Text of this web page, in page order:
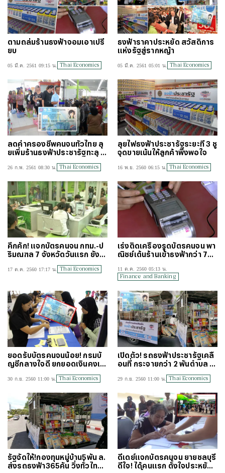
ตามถล่มร้านธงฟ้าจอมเอาเปรี
ยบ
05 มี.ค. 2561 09:15 น. Thai Economics
ธงฟ้าราคาประหยัด สวัสดิการ
แห่งรัฐสู่รากหญ้า
05 มี.ค. 2561 05:01 น. Thai Economics
ลดค่าครองชีพคนจนทั่วไทย ลุ
ยเพิ่มร้านธงฟ้าประชารัฐทะลุ 1
26 ก.พ. 2561 08:30 น. Thai Economics
ลุยไฟธงฟ้าประชารัฐระยะที่ 3 ชู
จุดขายเน้นให้ลูกค้าพึงพอใจ
16 พ.ย. 2560 06:15 น. Thai Economics
คึกคัก! แจกบัตรคนจน กทม.-ป
ริมณฑล 7 จังหวัดวันแรก ยังไม่
17 ต.ค. 2560 17:17 น. Thai Economics
เร่งติดเครื่องรูดบัตรคนจน พา
ณิชย์เต้นร้านเข้าธงฟ้ากว่า 70
11 ต.ค. 2560 05:13 น.
Finance and Banking
ยอดรับบัตรคนจนน้อย! กรมบั
ญชีกลางใจดี ยกยอดเงินคงเห
30 ก.ย. 2560 11:00 น. Thai Economics
เปิดตัว! รถธงฟ้าประชารัฐเคลื่
อนที่ กระจายกว่า 2 พันตำบล ร
29 ก.ย. 2560 11:00 น. Thai Economics
รัฐจัดให้!กองทุนหมู่บ้าน5พัน ล.
ส่งรถธงฟ้า365คัน วิ่งทั่วไทยรั
ดีเดย์แจกบัตรคนจน ยายชลบุรี
ดีใจ! ได้คนแรก ตั้งใจประหยัด เ